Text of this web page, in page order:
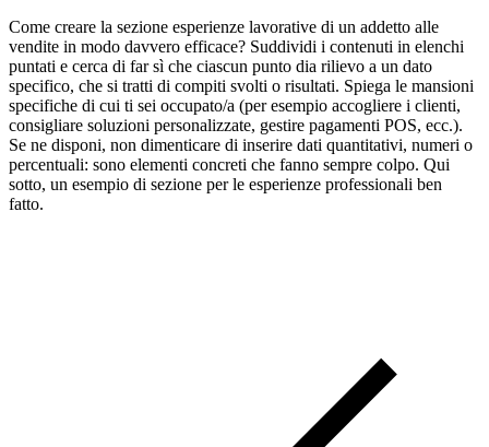
Come creare la sezione esperienze lavorative di un addetto alle
vendite in modo davvero efficace? Suddividi i contenuti in elenchi
puntati e cerca di far sì che ciascun punto dia rilievo a un dato
specifico, che si tratti di compiti svolti o risultati. Spiega le mansioni
specifiche di cui ti sei occupato/a (per esempio accogliere i clienti,
consigliare soluzioni personalizzate, gestire pagamenti POS, ecc.).
Se ne disponi, non dimenticare di inserire dati quantitativi, numeri o
percentuali: sono elementi concreti che fanno sempre colpo. Qui
sotto, un esempio di sezione per le esperienze professionali ben
fatto.